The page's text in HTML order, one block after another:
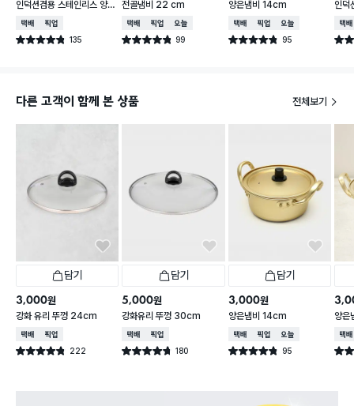
인덕션겸용 스테인리스 양수
냄비 16cm
택배배송매장픽업
별점 4.8점 135
건 작성
전골냄비 22 cm
택배배송매장픽업오늘배송
별점 4.8점 99
건 작성
양은냄비 14cm
택배배송매장픽업오늘배송
별점 4.8점 95
건 작성
인덕
팬
택배
별점
다른 고객이 함께 본 상품 전체보기
담기
3,000원
강화 유리 뚜껑 24cm
택배배송매장픽업
별점 4.8점 222
건 작성
담기
5,000원
강화유리 뚜껑 30cm
택배배송매장픽업
별점 4.7점 180
건 작성
담기
3,000원
양은냄비 14cm
택배배송매장픽업오늘배송
별점 4.8점 95
건 작성
양
택배
별점